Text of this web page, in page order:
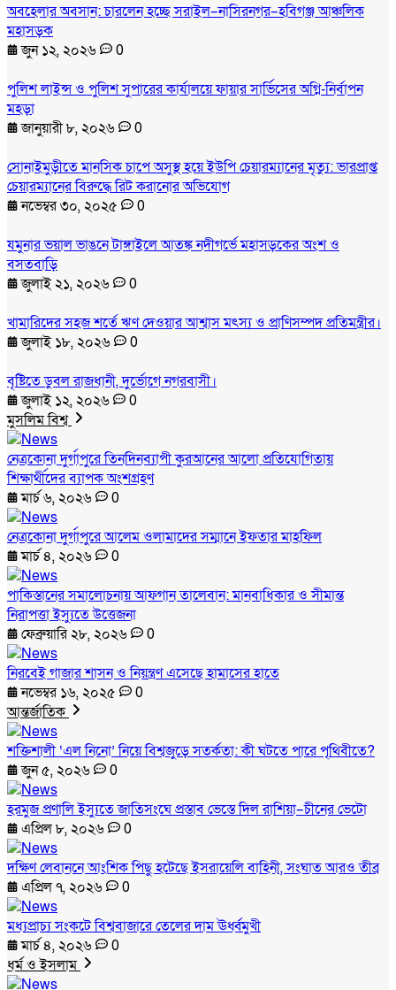
অবহেলার অবসান: চারলেন হচ্ছে সরাইল–নাসিরনগর–হবিগঞ্জ আঞ্চলিক
মহাসড়ক
জুন ১২, ২০২৬
0
পুলিশ লাইন্স ও পুলিশ সুপারের কার্যালয়ে ফায়ার সার্ভিসের অগ্নি-নির্বাপন
মহড়া
জানুয়ারী ৮, ২০২৬
0
সোনাইমুড়ীতে মানসিক চাপে অসুস্থ হয়ে ইউপি চেয়ারম্যানের মৃত্যু: ভারপ্রাপ্ত
চেয়ারম্যানের বিরুদ্ধে রিট করানোর অভিযোগ
নভেম্বর ৩০, ২০২৫
0
যমুনার ভয়াল ভাঙনে টাঙ্গাইলে আতঙ্ক নদীগর্ভে মহাসড়কের অংশ ও
বসতবাড়ি
জুলাই ২১, ২০২৬
0
খামারিদের সহজ শর্তে ঋণ দেওয়ার আশ্বাস মৎস্য ও প্রাণিসম্পদ প্রতিমন্ত্রীর।
জুলাই ১৮, ২০২৬
0
বৃষ্টিতে ডুবল রাজধানী, দুর্ভোগে নগরবাসী।
জুলাই ১২, ২০২৬
0
মুসলিম বিশ্ব
নেত্রকোনা দুর্গাপুরে তিনদিনব্যাপী কুরআনের আলো প্রতিযোগিতায়
শিক্ষার্থীদের ব্যাপক অংশগ্রহণ
মার্চ ৬, ২০২৬
0
নেত্রকোনা দুর্গাপুরে আলেম ওলামাদের সম্মানে ইফতার মাহফিল
মার্চ ৪, ২০২৬
0
পাকিস্তানের সমালোচনায় আফগান তালেবান: মানবাধিকার ও সীমান্ত
নিরাপত্তা ইস্যুতে উত্তেজনা
ফেব্রুয়ারি ২৮, ২০২৬
0
নিরবেই গাজার শাসন ও নিয়ন্ত্রণ এসেছে হামাসের হাতে
নভেম্বর ১৬, ২০২৫
0
আন্তর্জাতিক
শক্তিশালী ‘এল নিনো’ নিয়ে বিশ্বজুড়ে সতর্কতা: কী ঘটতে পারে পৃথিবীতে?
জুন ৫, ২০২৬
0
হরমুজ প্রণালি ইস্যুতে জাতিসংঘে প্রস্তাব ভেস্তে দিল রাশিয়া–চীনের ভেটো
এপ্রিল ৮, ২০২৬
0
দক্ষিণ লেবাননে আংশিক পিছু হটেছে ইসরায়েলি বাহিনী, সংঘাত আরও তীব্র
এপ্রিল ৭, ২০২৬
0
মধ্যপ্রাচ্য সংকটে বিশ্ববাজারে তেলের দাম ঊর্ধ্বমুখী
মার্চ ৪, ২০২৬
0
ধর্ম ও ইসলাম